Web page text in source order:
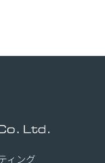
ィング